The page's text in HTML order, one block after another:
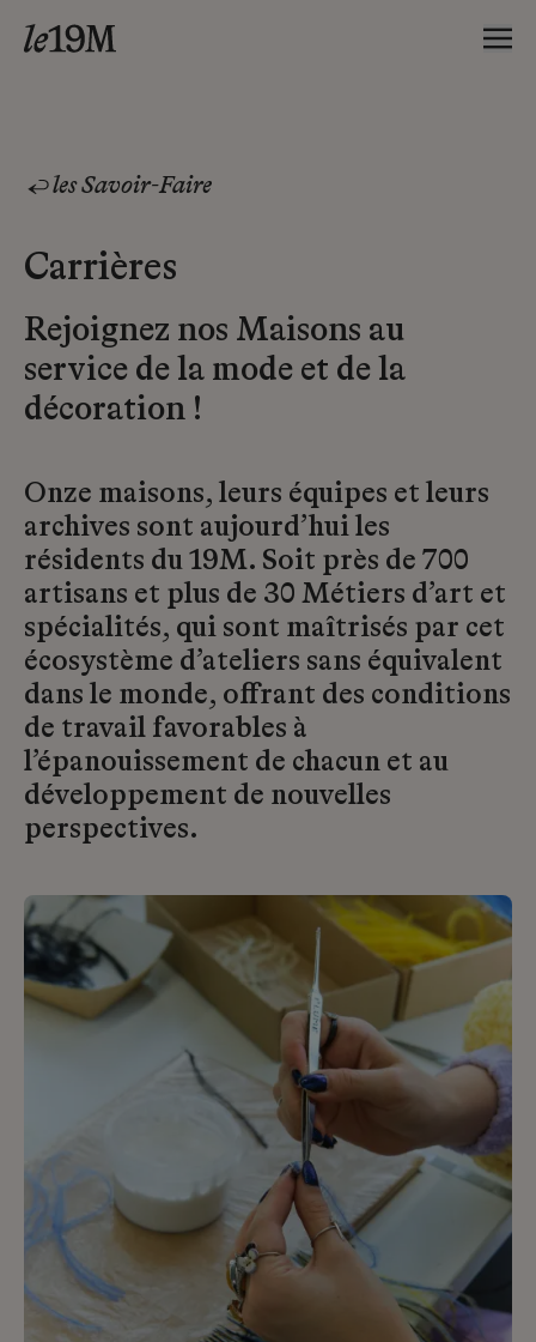
les Savoir-Faire
Carrières
Rejoignez nos Maisons au
service de la mode et de la
décoration !
Onze maisons, leurs équipes et leurs
archives sont aujourd’hui les
résidents du 19M. Soit près de 700
artisans et plus de 30 Métiers d’art et
spécialités, qui sont maîtrisés par cet
écosystème d’ateliers sans équivalent
dans le monde, offrant des conditions
de travail favorables à
l’épanouissement de chacun et au
développement de nouvelles
perspectives.